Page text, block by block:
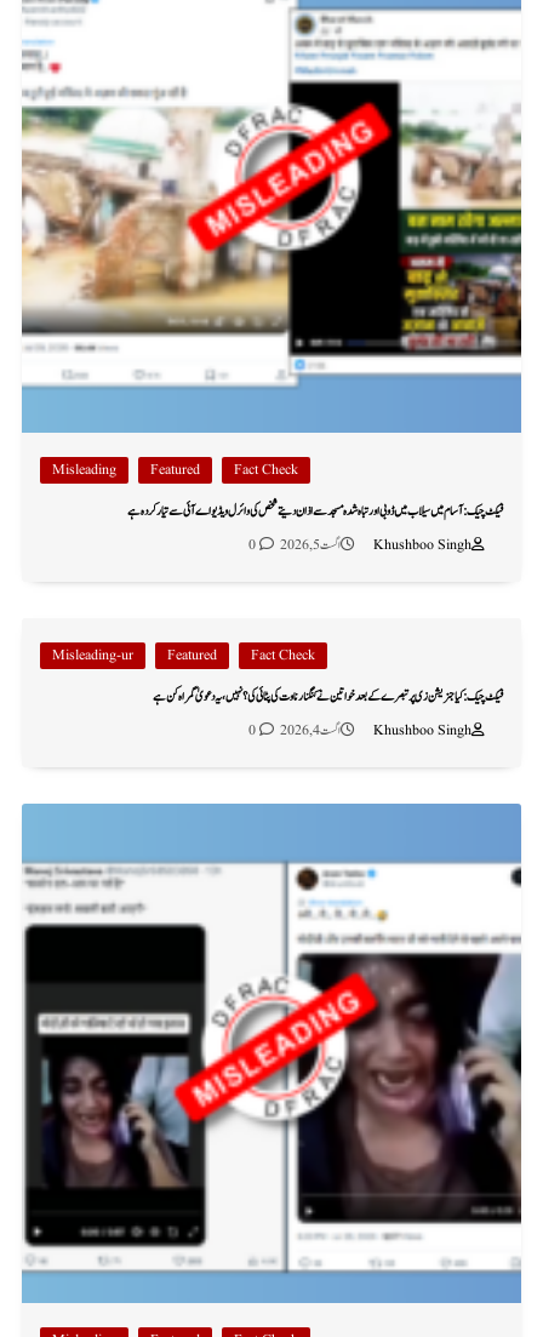
Fact Check
Featured
Misleading
فیکٹ چیک: آسام میں سیلاب میں ڈوبی اور تباہ شدہ مسجد سے اذان دیتے شخص کی وائرل ویڈیو اے آئی سے تیار کردہ ہے
Khushboo Singh
اگست 5, 2026 0
Fact Check
Featured
Misleading-ur
فیکٹ چیک: کیا جنریشن زی پر تبصرے کے بعد خواتین نے کنگنا رناوت کی پٹائی کی؟ نہیں، یہ دعویٰ گمراہ کن ہے
Khushboo Singh
اگست 4, 2026 0